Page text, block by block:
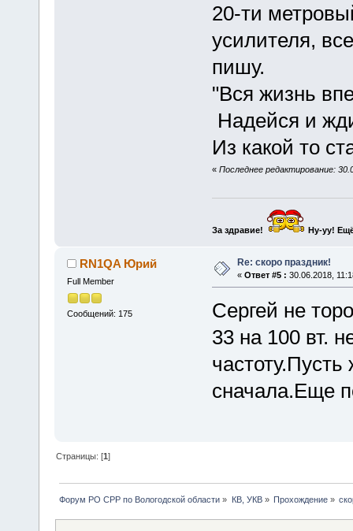
20-ти
усилителя,
пишу.
"Вся жизнь
Надейся и
Из какой то
« Последнее редактирование:
За здравие! Ну-уу!
RN1QA Юрий
Full Member
Сообщений: 175
Re: скоро праздник!
« Ответ #5 : 30.06.2018,
Сергей не
33 на 100 вт.
сначала.Еще
Страницы: [1]
Форум РО СРР по Вологодской области » КВ, УКВ» Прохождение»